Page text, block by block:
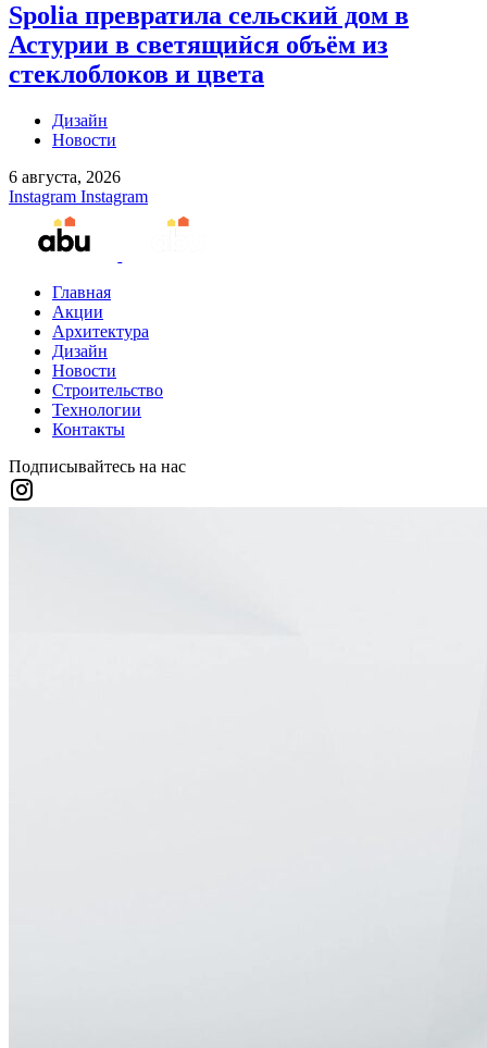
Spolia превратила сельский дом в
Астурии в светящийся объём из
стеклоблоков и цвета
Дизайн
Новости
6 августа, 2026
Instagram Instagram
Главная
Акции
Архитектура
Дизайн
Новости
Строительство
Технологии
Контакты
Подписывайтесь на нас